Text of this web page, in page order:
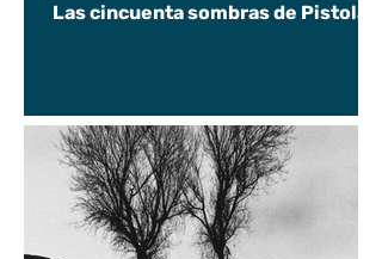
Las cincuenta sombras de Pistolas